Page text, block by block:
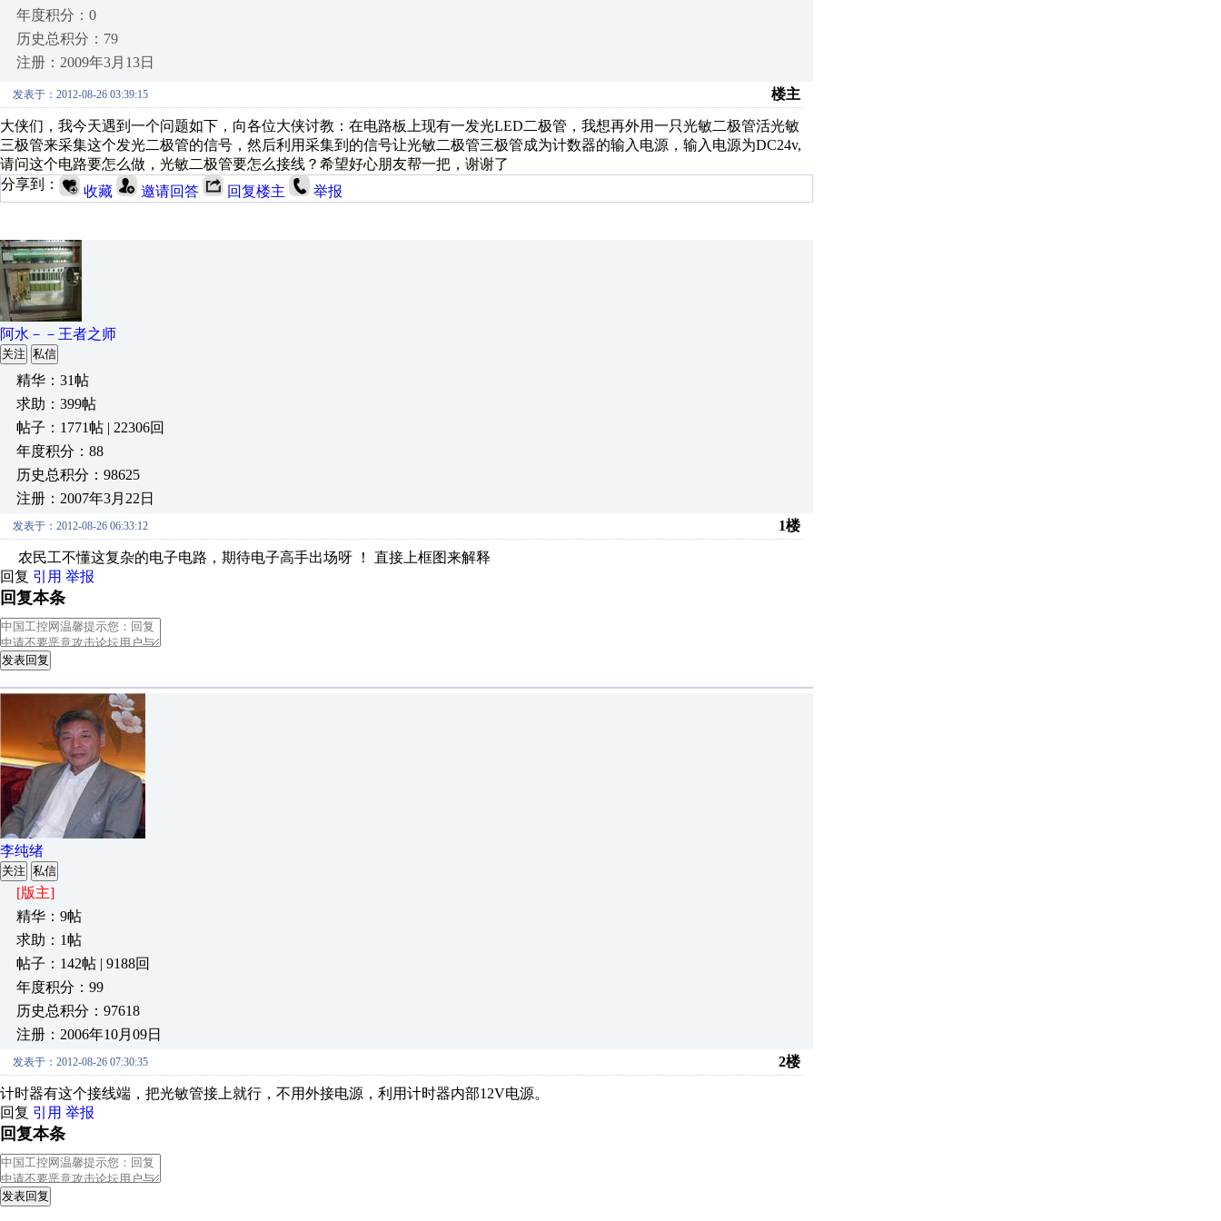
年度积分：0
历史总积分：79
注册：2009年3月13日
发表于：2012-08-26 03:39:15 楼主
大侠们，我今天遇到一个问题如下，向各位大侠讨教：在电路板上现有一发光LED二极管，我想再外用一只光敏二极管活光敏
三极管来采集这个发光二极管的信号，然后利用采集到的信号让光敏二极管三极管成为计数器的输入电源，输入电源为DC24v,
请问这个电路要怎么做，光敏二极管要怎么接线？希望好心朋友帮一把，谢谢了
分享到：
收藏 邀请回答 回复楼主 举报
阿水－－王者之师
关注 私信
精华：31帖
求助：399帖
帖子：1771帖 | 22306回
年度积分：88
历史总积分：98625
注册：2007年3月22日
发表于：2012-08-26 06:33:12 1楼
农民工不懂这复杂的电子电路，期待电子高手出场呀 ！ 直接上框图来解释
回复 引用 举报
回复本条
发表回复
李纯绪
关注 私信
[版主]
精华：9帖
求助：1帖
帖子：142帖 | 9188回
年度积分：99
历史总积分：97618
注册：2006年10月09日
发表于：2012-08-26 07:30:35 2楼
计时器有这个接线端，把光敏管接上就行，不用外接电源，利用计时器内部12V电源。
回复 引用 举报
回复本条
发表回复